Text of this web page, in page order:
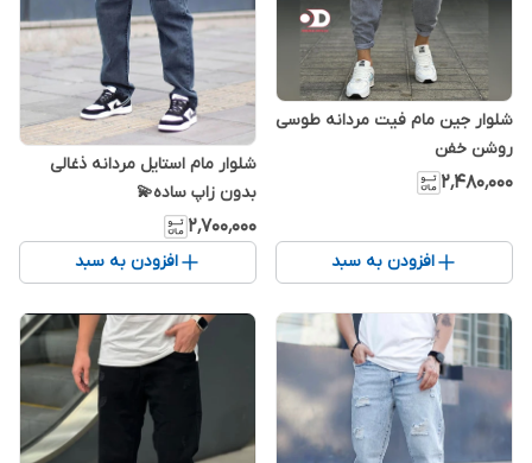
شلوار جین مام فیت مردانه طوسی
روشن خفن
۲٬۴۸۰٬۰۰۰
افزودن به سبد
شلوار مام استایل مردانه ذغالی
بدون زاپ ساده💫
۲٬۷۰۰٬۰۰۰
افزودن به سبد